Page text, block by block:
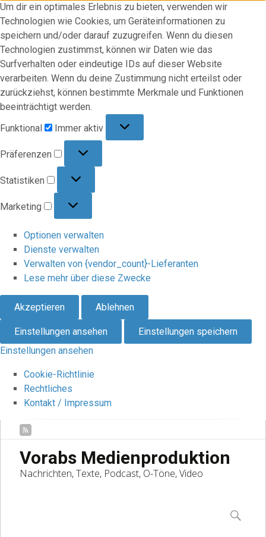
Um dir ein optimales Erlebnis zu bieten, verwenden wir
Technologien wie Cookies, um Geräteinformationen zu
speichern und/oder darauf zuzugreifen. Wenn du diesen
Technologien zustimmst, können wir Daten wie das
Surfverhalten oder eindeutige IDs auf dieser Website
verarbeiten. Wenn du deine Zustimmung nicht erteilst oder
zurückziehst, können bestimmte Merkmale und Funktionen
beeinträchtigt werden.
Funktional
Immer aktiv
Präferenzen
Statistiken
Marketing
Optionen verwalten
Dienste verwalten
Verwalten von {vendor_count}-Lieferanten
Lese mehr über diese Zwecke
Akzeptieren Ablehnen
Einstellungen ansehen
Einstellungen speichern
Einstellungen ansehen
Cookie-Richtlinie
Rechtliches
Kontakt / Impressum
Vorabs Medienproduktion
Nachrichten, Texte, Podcast, O-Töne, Video
content
Suchen
nach: